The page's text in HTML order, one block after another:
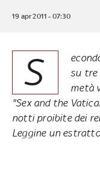
19 apr 2011 - 07:30
S
su tre
metà
"Sex and the
notti proibite dei
Leggine un estratto